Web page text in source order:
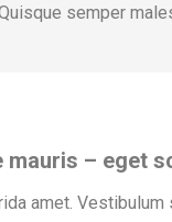
semper
mauris – eget
amet.